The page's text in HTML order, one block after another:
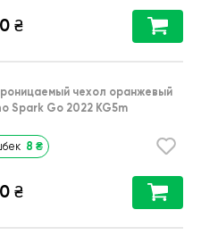
₴
чехол оранжевый
Spark Go 2022 KG5m
8 ₴
₴